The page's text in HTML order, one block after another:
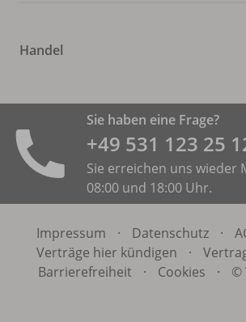
Handel
Sie haben eine Frage?
+49 531 ­123 25
Sie erreichen uns wieder
08:00 und 18:00 Uhr.
Impressum · Datenschutz ·
Verträge hier kündigen
·
Barrierefreiheit
· Cookies · ©